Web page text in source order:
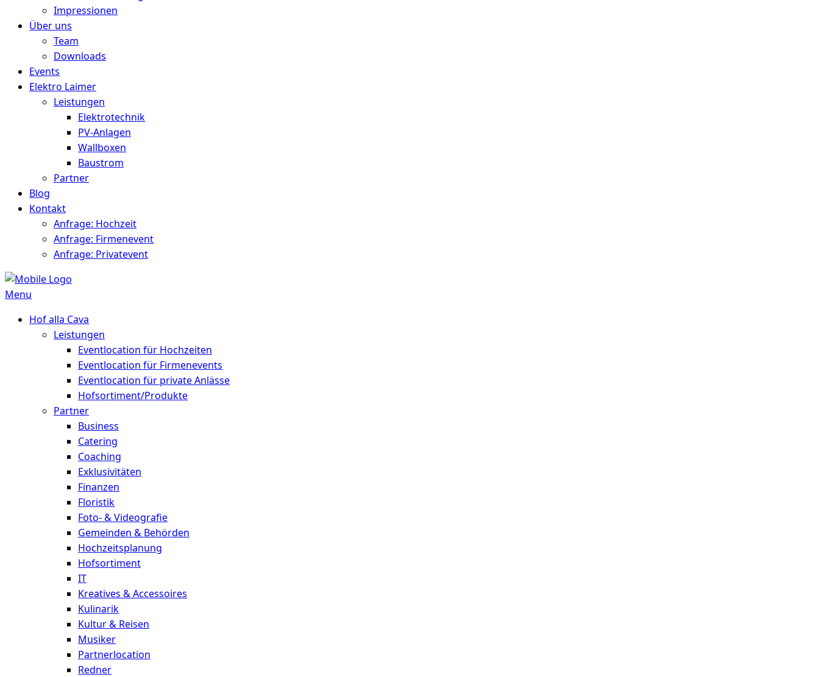
Impressionen
Über uns
Team
Downloads
Events
Elektro Laimer
Leistungen
Elektrotechnik
PV-Anlagen
Wallboxen
Baustrom
Partner
Blog
Kontakt
Anfrage: Hochzeit
Anfrage: Firmenevent
Anfrage: Privatevent
Menu
Hof alla Cava
Leistungen
Eventlocation für Hochzeiten
Eventlocation für Firmenevents
Eventlocation für private Anlässe
Hofsortiment/Produkte
Partner
Business
Catering
Coaching
Exklusivitäten
Finanzen
Floristik
Foto- & Videografie
Gemeinden & Behörden
Hochzeitsplanung
Hofsortiment
IT
Kreatives & Accessoires
Kulinarik
Kultur & Reisen
Musiker
Partnerlocation
Redner